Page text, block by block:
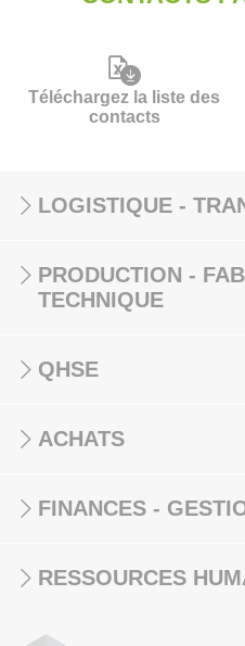
Téléchargez la liste des
contacts
LOGISTIQUE -
PRODUCTION -
TECHNIQUE
QHSE
ACHATS
FINANCES -
RESSOURCES